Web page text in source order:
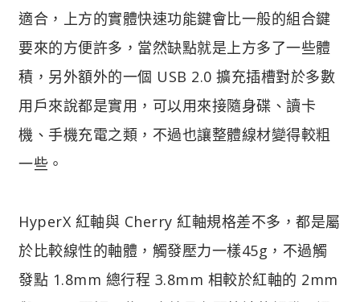
適合，上方的實體快速功能鍵會比一般的組合鍵
要來的方便許多，當然缺點就是上方多了一些體
積，另外額外的一個 USB 2.0 擴充插槽對於多數
用戶來說都是實用，可以用來接隨身碟、讀卡
機、手機充電之類，不過也讓整體線材變得較粗
一些。
HyperX 紅軸與 Cherry 紅軸規格差不多，都是屬
於比較線性的軸體，觸發壓力一樣45g，不過觸
發點 1.8mm 總行程 3.8mm 相較於紅軸的 2mm